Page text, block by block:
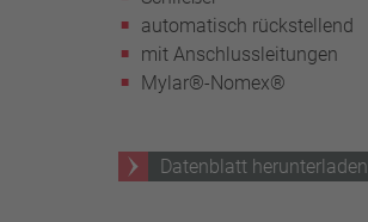
1,6 A – 7,5 A
4 A – 25 A
13,5 A – 42 A
Filter anwenden
automatisch rückstellend
mit Anschlussleitungen
Mylar®-Nomex®
Datenblatt herunterladen